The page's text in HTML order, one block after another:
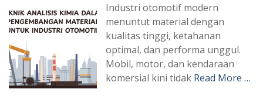
Industri otomotif modern
menuntut material dengan
kualitas tinggi, ketahanan
optimal, dan performa unggul.
Mobil, motor, dan kendaraan
komersial kini tidak Read More …